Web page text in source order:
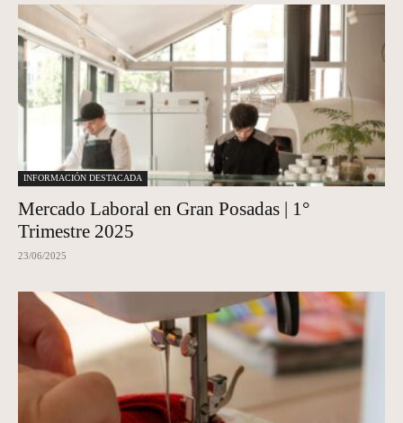
INFORMACIÓN DESTACADA
Mercado Laboral en Gran Posadas | 1°
Trimestre 2025
23/06/2025